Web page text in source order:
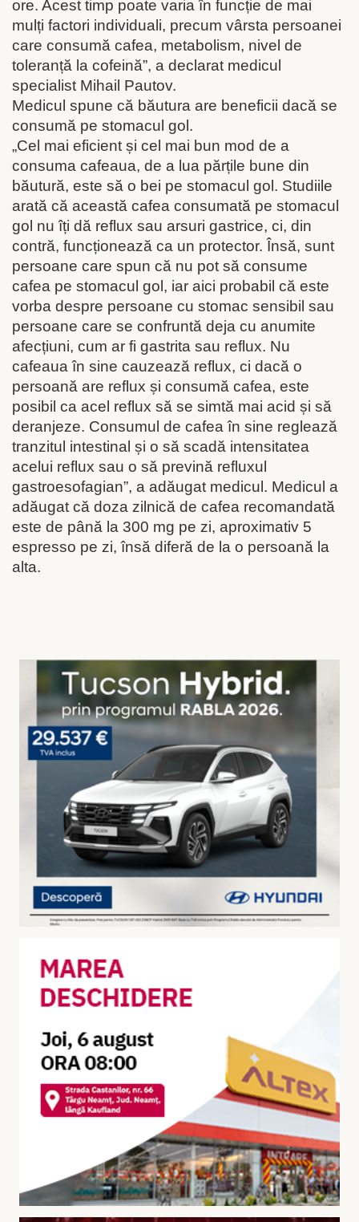
ore. Acest timp poate varia în funcție de mai
mulți factori individuali, precum vârsta persoanei
care consumă cafea, metabolism, nivel de
toleranță la cofeină”, a declarat medicul
specialist Mihail Pautov.
Medicul spune că băutura are beneficii dacă se
consumă pe stomacul gol.
„Cel mai eficient și cel mai bun mod de a
consuma cafeaua, de a lua părțile bune din
băutură, este să o bei pe stomacul gol. Studiile
arată că această cafea consumată pe stomacul
gol nu îți dă reflux sau arsuri gastrice, ci, din
contră, funcționează ca un protector. Însă, sunt
persoane care spun că nu pot să consume
cafea pe stomacul gol, iar aici probabil că este
vorba despre persoane cu stomac sensibil sau
persoane care se confruntă deja cu anumite
afecțiuni, cum ar fi gastrita sau reflux. Nu
cafeaua în sine cauzează reflux, ci dacă o
persoană are reflux și consumă cafea, este
posibil ca acel reflux să se simtă mai acid și să
deranjeze. Consumul de cafea în sine reglează
tranzitul intestinal și o să scadă intensitatea
acelui reflux sau o să prevină refluxul
gastroesofagian”, a adăugat medicul. Medicul a
adăugat că doza zilnică de cafea recomandată
este de până la 300 mg pe zi, aproximativ 5
espresso pe zi, însă diferă de la o persoană la
alta.